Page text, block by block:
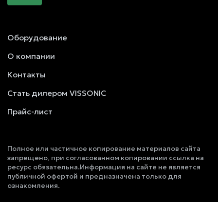
Оборудование
О компании
Контакты
Стать дилером VISSONIC
Прайс-лист
Полное или частичное копирование материалов сайта
запрещено, при согласованном копировании ссылка на
ресурс обязательна.Информация на сайте не является
публичной офертой и предназначена только для
ознакомления.